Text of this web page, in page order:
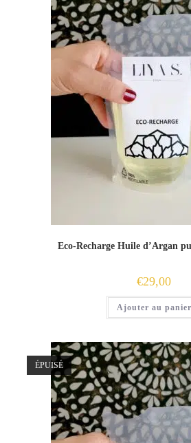
Eco-Recharge Huile d’Argan
€29,00
Ajouter au panier
ÉPUISÉ